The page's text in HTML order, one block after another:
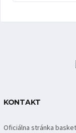
KONTAKT
Oficiálna stránka